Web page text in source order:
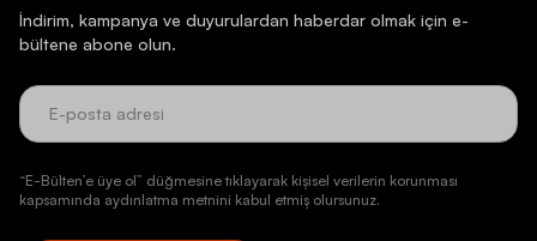
İndirim, kampanya ve duyurulardan haberdar olmak için e-
bültene abone olun.
“E-Bülten’e üye ol” düğmesine tıklayarak kişisel verilerin korunması
kapsamında aydınlatma metnini kabul etmiş olursunuz.